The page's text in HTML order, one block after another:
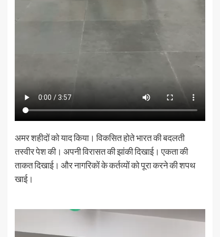
अमर शहीदों को याद किया। विकसित होते भारत की बदलती
तस्वीर पेश की। अपनी विरासत की झांकी दिखाई। एकता की
ताकत दिखाई। और नागरिकों के कर्तव्यों को पूरा करने की शपथ
खाई।